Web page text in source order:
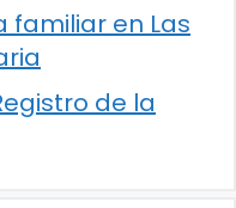
familiar en Las
de la